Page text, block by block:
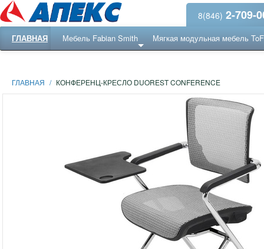
8(846) 2-709-
ГЛАВНАЯ Мебель Fabian Smith Мягкая модульная мебель
ГЛАВНАЯ / КОНФЕРЕНЦ-КРЕСЛО DUOREST CONFERENCE